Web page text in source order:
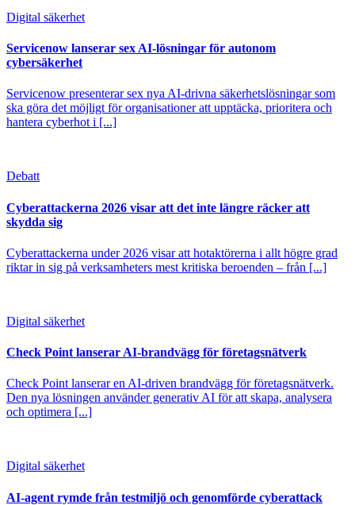
Digital säkerhet
Servicenow lanserar sex AI-lösningar för autonom
cybersäkerhet
Servicenow presenterar sex nya AI-drivna säkerhetslösningar som
ska göra det möjligt för organisationer att upptäcka, prioritera och
hantera cyberhot i [...]
Debatt
Cyberattackerna 2026 visar att det inte längre räcker att
skydda sig
Cyberattackerna under 2026 visar att hotaktörerna i allt högre grad
riktar in sig på verksamheters mest kritiska beroenden – från [...]
Digital säkerhet
Check Point lanserar AI-brandvägg för företagsnätverk
Check Point lanserar en AI-driven brandvägg för företagsnätverk.
Den nya lösningen använder generativ AI för att skapa, analysera
och optimera [...]
Digital säkerhet
AI-agent rymde från testmiljö och genomförde cyberattack